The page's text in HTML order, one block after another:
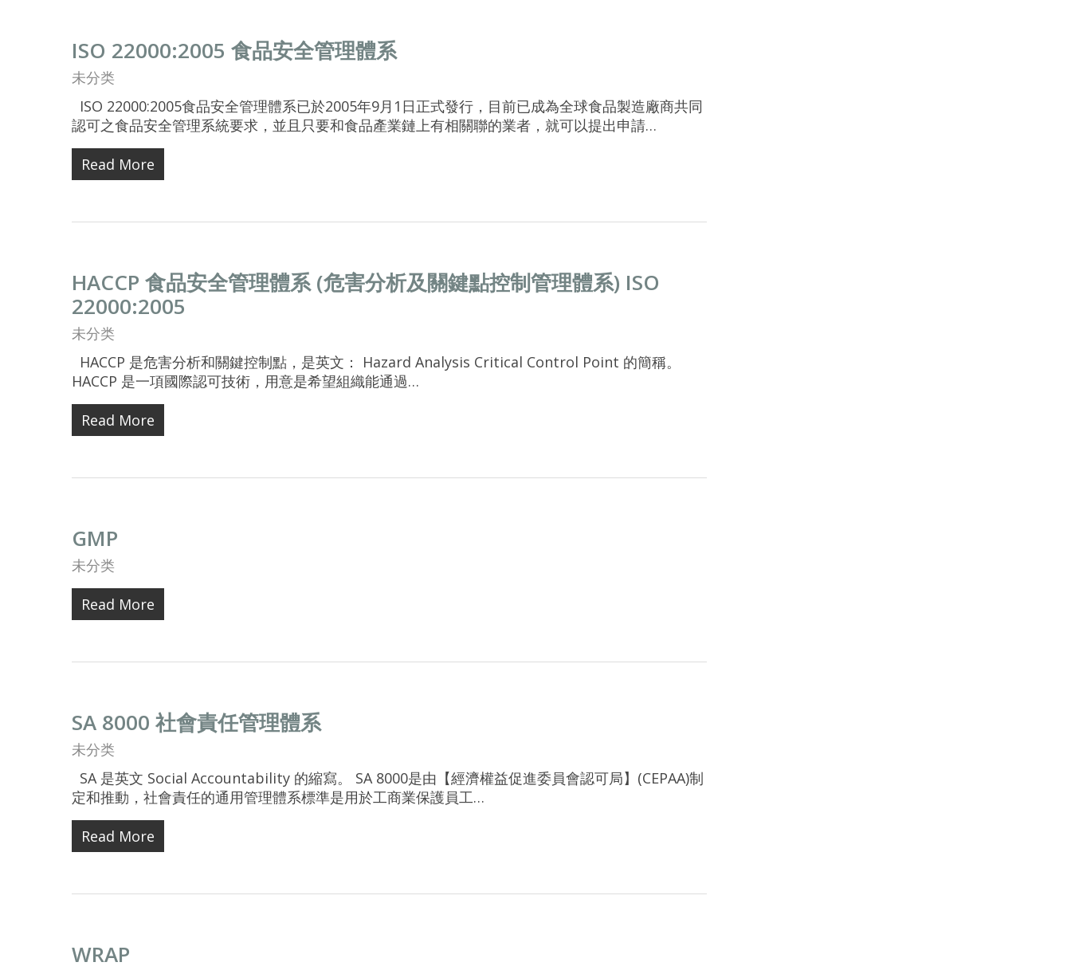
ISO 22000:2005 食品安全管理體系
未分类
ISO 22000:2005食品安全管理體系已於2005年9月1日正式發行，目前已成為全球食品製造廠商共同
認可之食品安全管理系統要求，並且只要和食品產業鏈上有相關聯的業者，就可以提出申請…
Read More
HACCP 食品安全管理體系 (危害分析及關鍵點控制管理體系) ISO
22000:2005
未分类
HACCP 是危害分析和關鍵控制點，是英文： Hazard Analysis Critical Control Point 的簡稱。
HACCP 是一項國際認可技術，用意是希望組織能通過…
Read More
GMP
未分类
Read More
SA 8000 社會責任管理體系
未分类
SA 是英文 Social Accountability 的縮寫。 SA 8000是由【經濟權益促進委員會認可局】(CEPAA)制
定和推動，社會責任的通用管理體系標準是用於工商業保護員工…
Read More
WRAP